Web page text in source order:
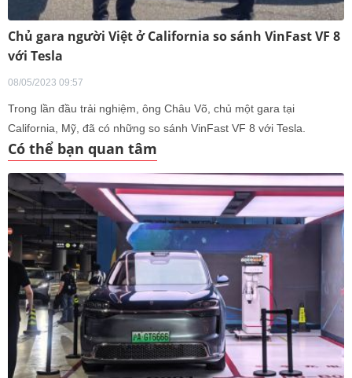
Chủ gara người Việt ở California so sánh VinFast VF 8
với Tesla
08/05/2023 09:57
Trong lần đầu trải nghiệm, ông Châu Võ, chủ một gara tại
California, Mỹ, đã có những so sánh VinFast VF 8 với Tesla.
Có thể bạn quan tâm